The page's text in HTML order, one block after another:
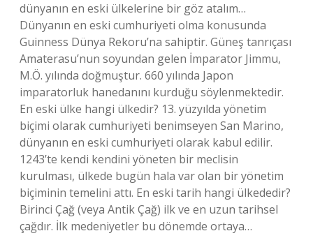
dünyanın en eski ülkelerine bir göz atalım…
Dünyanın en eski cumhuriyeti olma konusunda
Guinness Dünya Rekoru’na sahiptir. Güneş tanrıçası
Amaterasu’nun soyundan gelen İmparator Jimmu,
M.Ö. yılında doğmuştur. 660 yılında Japon
imparatorluk hanedanını kurduğu söylenmektedir.
En eski ülke hangi ülkedir? 13. yüzyılda yönetim
biçimi olarak cumhuriyeti benimseyen San Marino,
dünyanın en eski cumhuriyeti olarak kabul edilir.
1243’te kendi kendini yöneten bir meclisin
kurulması, ülkede bugün hala var olan bir yönetim
biçiminin temelini attı. En eski tarih hangi ülkededir?
Birinci Çağ (veya Antik Çağ) ilk ve en uzun tarihsel
çağdır. İlk medeniyetler bu dönemde ortaya…